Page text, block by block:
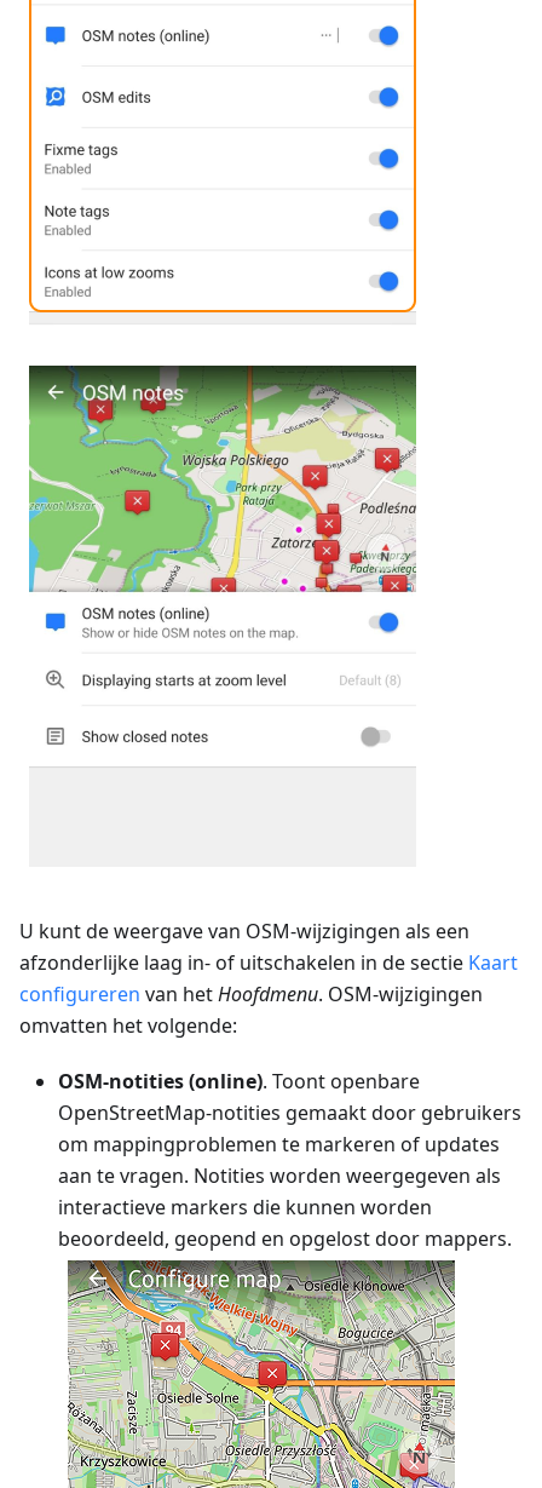
U kunt de weergave van OSM-wijzigingen als een
afzonderlijke laag in- of uitschakelen in de sectie Kaart
configureren van hetHoofdmenu. OSM-wijzigingen
omvatten het volgende:
OSM-notities (online). Toont openbare
OpenStreetMap-notities gemaakt door gebruikers
om mappingproblemen te markeren of updates
aan te vragen. Notities worden weergegeven als
interactieve markers die kunnen worden
beoordeeld, geopend en opgelost door mappers.